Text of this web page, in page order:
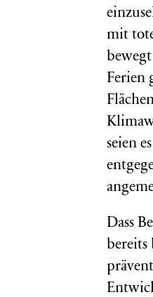
mit
Ferien
seien
Dass
bereits